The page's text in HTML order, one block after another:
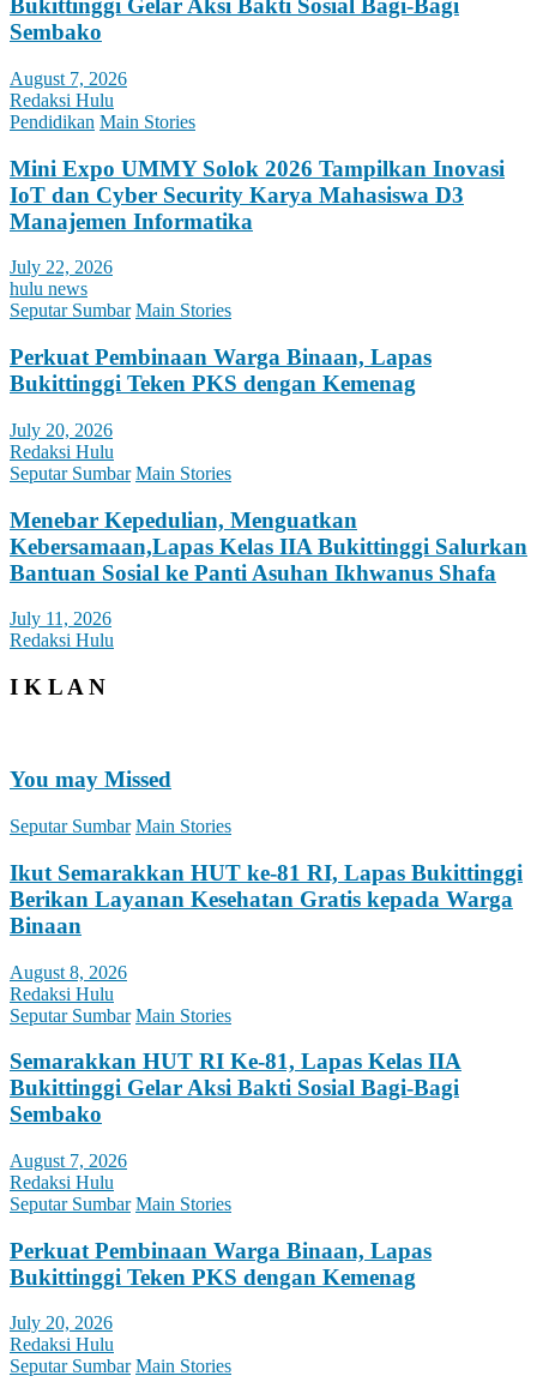
Bukittinggi Gelar Aksi Bakti Sosial Bagi-Bagi
Sembako
August 7, 2026
Redaksi Hulu
Pendidikan Main Stories
Mini Expo UMMY Solok 2026 Tampilkan Inovasi
IoT dan Cyber Security Karya Mahasiswa D3
Manajemen Informatika
July 22, 2026
hulu news
Seputar Sumbar Main Stories
Perkuat Pembinaan Warga Binaan, Lapas
Bukittinggi Teken PKS dengan Kemenag
July 20, 2026
Redaksi Hulu
Seputar Sumbar Main Stories
Menebar Kepedulian, Menguatkan
Kebersamaan,Lapas Kelas IIA Bukittinggi Salurkan
Bantuan Sosial ke Panti Asuhan Ikhwanus Shafa
July 11, 2026
Redaksi Hulu
I K L A N
You may Missed
Seputar Sumbar Main Stories
Ikut Semarakkan HUT ke-81 RI, Lapas Bukittinggi
Berikan Layanan Kesehatan Gratis kepada Warga
Binaan
August 8, 2026
Redaksi Hulu
Seputar Sumbar Main Stories
Semarakkan HUT RI Ke-81, Lapas Kelas IIA
Bukittinggi Gelar Aksi Bakti Sosial Bagi-Bagi
Sembako
August 7, 2026
Redaksi Hulu
Seputar Sumbar Main Stories
Perkuat Pembinaan Warga Binaan, Lapas
Bukittinggi Teken PKS dengan Kemenag
July 20, 2026
Redaksi Hulu
Seputar Sumbar Main Stories